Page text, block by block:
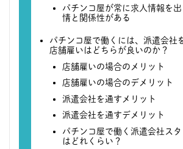
パチンコ屋が常に求人情報を
情と関係性がある
パチンコ屋で働くには、派遣会社
店舗雇いはどちらが良いのか？
店舗雇いの場合のメリット
店舗雇いの場合のデメリット
派遣会社を通すメリット
派遣会社を通すデメリット
パチンコ屋で働く派遣会社ス
はどれくらい？